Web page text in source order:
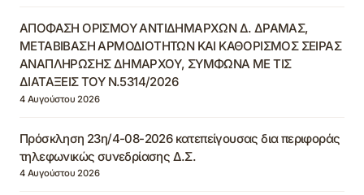
ΑΠΟΦΑΣΗ ΟΡΙΣΜΟΥ ΑΝΤΙΔΗΜΑΡΧΩΝ Δ. ΔΡΑΜΑΣ,
ΜΕΤΑΒΙΒΑΣΗ ΑΡΜΟΔΙΟΤΗΤΩΝ ΚΑΙ ΚΑΘΟΡΙΣΜΟΣ ΣΕΙΡΑΣ
ΑΝΑΠΛΗΡΩΣΗΣ ΔΗΜΑΡΧΟΥ, ΣΥΜΦΩΝΑ ΜΕ ΤΙΣ
ΔΙΑΤΑΞΕΙΣ ΤΟΥ Ν.5314/2026
4 Αυγούστου 2026
Πρόσκληση 23η/4-08-2026 κατεπείγουσας δια περιφοράς
τηλεφωνικώς συνεδρίασης Δ.Σ.
4 Αυγούστου 2026